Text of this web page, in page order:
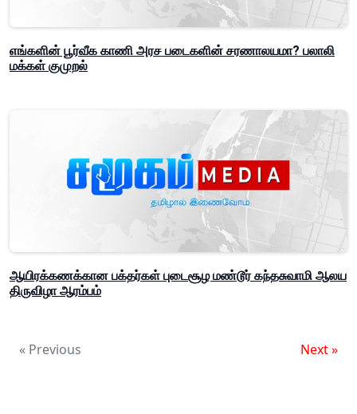
எங்களின் பூர்வீக காணி அரச படைகளின் சரணாலயமா? பலாலி
மக்கள் குமுறல்
ஆயிரக்கணக்கான பக்தர்கள் புடைசூழ மண்டூர் கந்தசுவாமி ஆலய
திருவிழா ஆரம்பம்
« Previous Next »